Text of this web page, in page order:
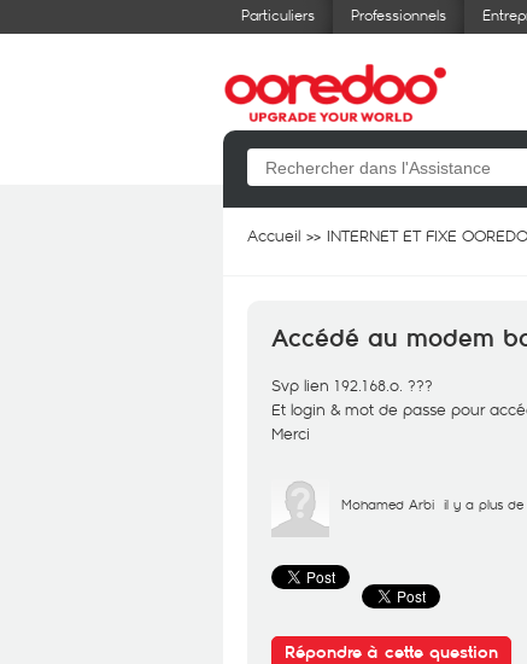
Particuliers Professionnels
Accueil INTERNET ET FIXE
Accédé au modem
Svp lien 192.168.o. ???
Et login & mot de passe pour
Merci
Mohamed Arbi il y a plus de
Répondre à cette question